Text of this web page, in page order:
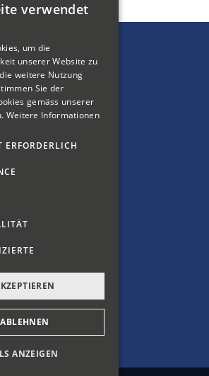
42
GERMAN
ITALIAN
verwendet
um die
unserer Website zu
weitere Nutzung
Sie der
gemäss unserer
Weitere Informationen
ERFORDERLICH
ANZEIGEN